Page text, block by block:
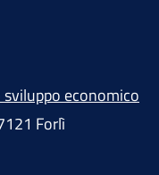
economico
Forlì